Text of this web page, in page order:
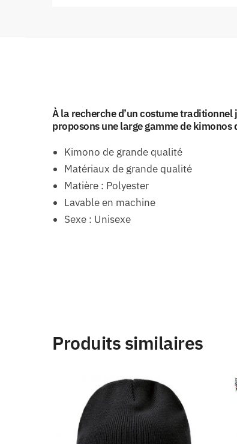
À la recherche d’un costume
proposons une large gamme de kimonos
Kimono de grande qualité
Matériaux de grande qualité
Matière : Polyester
Lavable en machine
Sexe : Unisexe
Produits similaires